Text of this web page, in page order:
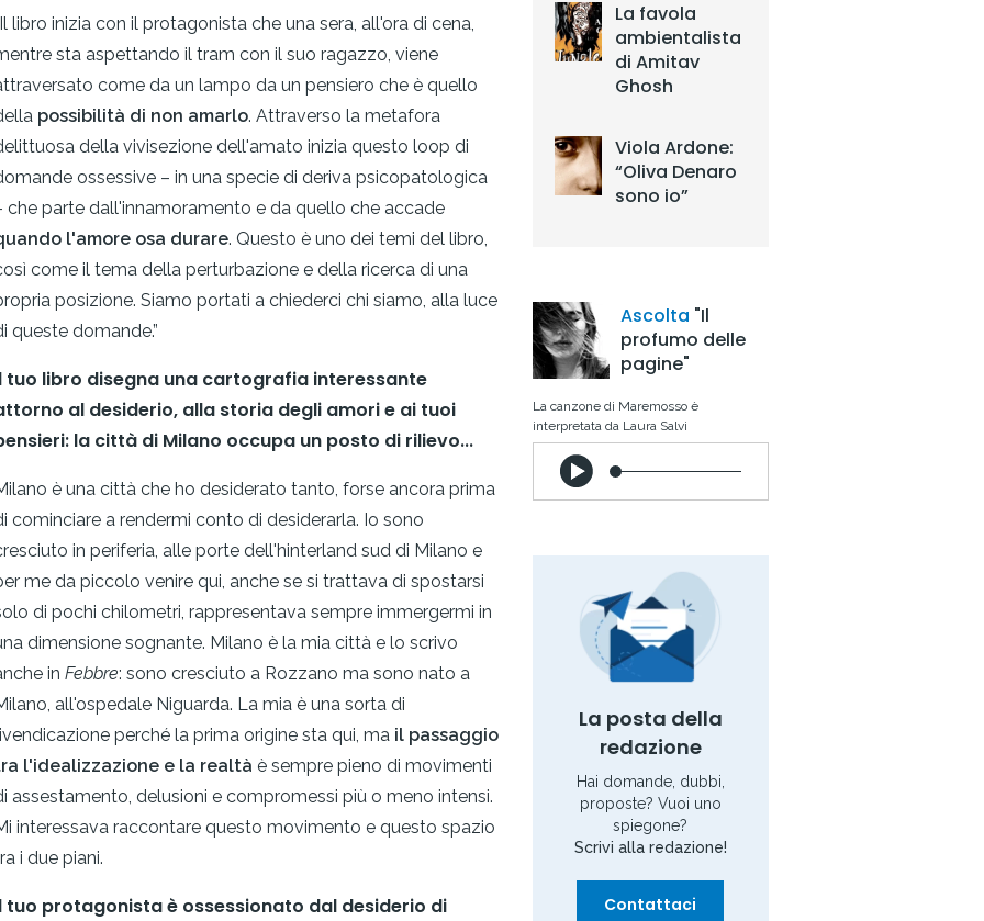
libro inizia con il protagonista che una sera, all'ora di cena,
sta aspettando il tram con il suo ragazzo, viene
come da un lampo da un pensiero che è quello
possibilità di non amarlo. Attraverso la metafora
della vivisezione dell'amato inizia questo loop di
ossessive – in una specie di deriva psicopatologica
che parte dall'innamoramento e da quello che accade
l'amore osa durare. Questo è uno dei temi del libro,
come il tema della perturbazione e della ricerca di una
posizione. Siamo portati a chiederci chi siamo, alla luce
queste domande.”
tuo libro disegna una cartografia interessante
al desiderio, alla storia degli amori e ai tuoi
la città di Milano occupa un posto di rilievo...
è una città che ho desiderato tanto, forse ancora prima
cominciare a rendermi conto di desiderarla. Io sono
in periferia, alle porte dell'hinterland sud di Milano e
me da piccolo venire qui, anche se si trattava di spostarsi
di pochi chilometri, rappresentava sempre immergermi in
dimensione sognante. Milano è la mia città e lo scrivo
in Febbre: sono cresciuto a Rozzano ma sono nato a
all'ospedale Niguarda. La mia è una sorta di
perché la prima origine sta qui, ma il passaggio
l'idealizzazione e la realtà è sempre pieno di movimenti
assestamento, delusioni e compromessi più o meno intensi.
interessava raccontare questo movimento e questo spazio
i due piani.
tuo protagonista è ossessionato dal desiderio di
La favola
ambientalista
di Amitav
Ghosh
Viola Ardone:
“Oliva Denaro
sono io”
Ascolta
profumo delle
pagine"
La canzone di Maremosso è
interpretata da Laura Salvi
La posta della
redazione
Hai domande, dubbi,
proposte? Vuoi uno
spiegone?
Scrivi alla redazione!
Contattaci